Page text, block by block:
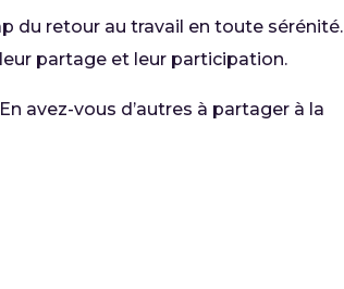
du retour au travail en toute sérénité.
partage et leur participation.
avez-vous d’autres à partager à la